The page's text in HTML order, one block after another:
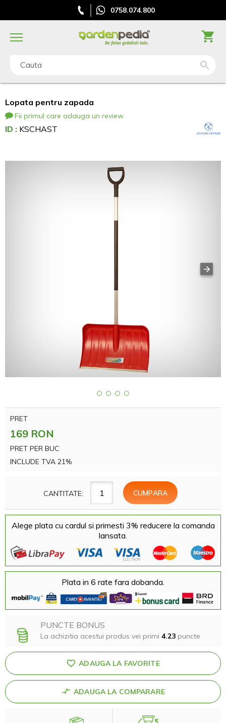
0758.074.800
Cauta
Lopata pentru zapada
Fii primul care adauga un review
ID : KSCHAST
PRET
169 RON
PRET PER BUC
INCLUDE TVA 21%
CANTITATE:
Alege plata cu cardul si primesti 3% reducere la comanda
lansata.
Plata in 6 rate fara dobanda.
PUNCTE BONUS
La achizitia acestui produs vei primi 4.23 puncte
ADAUGA LA FAVORITE
ADAUGA LA COMPARARE